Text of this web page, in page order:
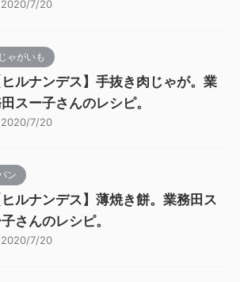
2020/7/20
じゃがいも
ヒルナンデス】手抜き肉じゃが。業
スー子さんのレシピ。
2020/7/20
ン
ヒルナンデス】薄焼き餅。業務田ス
さんのレシピ。
2020/7/20